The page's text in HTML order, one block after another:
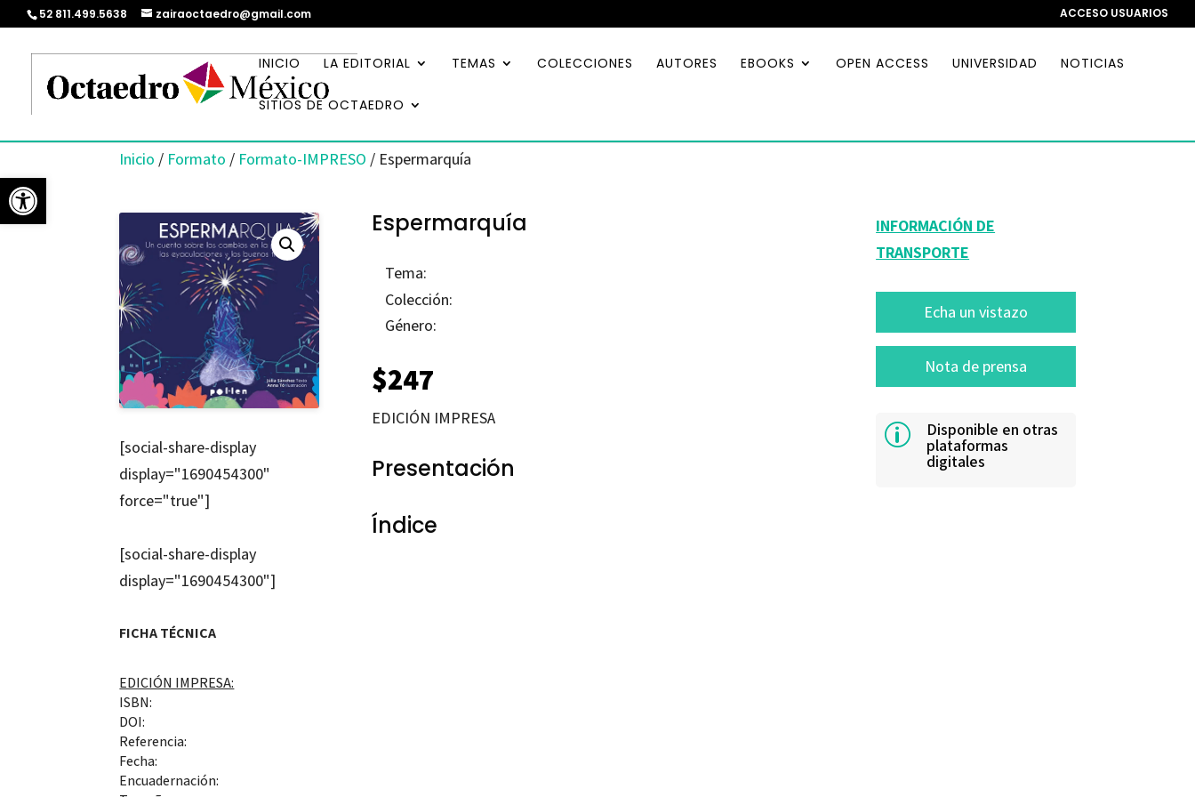
Abrir barra de herramientas
52 811.499.5638 zairaoctaedro@gmail.com ACCESO USUARIOS
INICIO LA EDITORIAL TEMAS COLECCIONES AUTORES EBOOKS OPEN ACCESS UNIVERSIDAD NOTICIAS
SITIOS DE OCTAEDRO
Inicio / Formato / Formato-IMPRESO / Espermarquía
[social-share-display
display="1690454300"
force="true"]
[social-share-display
display="1690454300"]
FICHA TÉCNICA
EDICIÓN IMPRESA:
ISBN:
DOI:
Referencia:
Fecha:
Encuadernación:
Espermarquía
Tema:
Colección:
Género:
$247
EDICIÓN IMPRESA
Presentación
Índice
INFORMACIÓN DE
TRANSPORTE
Echa un vistazo
Nota de prensa
p Disponible en otras
plataformas
digitales